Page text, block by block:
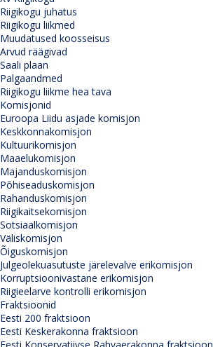
Riigikogu juhatus
Riigikogu liikmed
Muudatused koosseisus
Arvud räägivad
Saali plaan
Palgaandmed
Riigikogu liikme hea tava
Komisjonid
Euroopa Liidu asjade komisjon
Keskkonnakomisjon
Kultuurikomisjon
Maaelukomisjon
Majanduskomisjon
Põhiseaduskomisjon
Rahanduskomisjon
Riigikaitsekomisjon
Sotsiaalkomisjon
Väliskomisjon
Õiguskomisjon
Julgeolekuasutuste järelevalve erikomisjon
Korruptsioonivastane erikomisjon
Riigieelarve kontrolli erikomisjon
Fraktsioonid
Eesti 200 fraktsioon
Eesti Keskerakonna fraktsioon